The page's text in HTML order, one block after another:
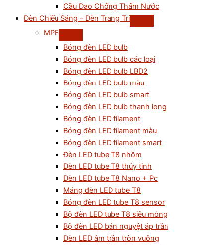
Cầu Dao Chống Thấm Nước
Đèn Chiếu Sáng – Đèn Trang Trí
MPE
Bóng đèn LED bulb
Bóng đèn LED bulb các loại
Bóng đèn LED bulb LBD2
Bóng đèn LED bulb màu
Bóng đèn LED bulb smart
Bóng đèn LED bulb thanh long
Bóng đèn LED filament
Bóng đèn LED filament màu
Bóng đèn LED filament smart
Đèn LED tube T8 nhôm
Đèn LED tube T8 thủy tinh
Đèn LED tube T8 Nano + Pc
Máng đèn LED tube T8
Bóng đèn LED tube T8 sensor
Bộ đèn LED tube T8 siêu mỏng
Bộ đèn LED bán nguyệt áp trần
Đèn LED âm trần tròn vuông